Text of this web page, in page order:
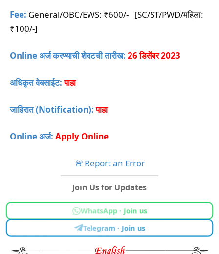
Fee: General/OBC/EWS: ₹600/- [SC/ST/PWD/महिला:
₹100/-]
Online अर्ज करण्याची शेवटची तारीख: 26 डिसेंबर2023
अधिकृत वेबसाईट: पाहा
जाहिरात (Notification): पाहा
Online अर्ज: Apply Online
🚨Report an Error
Join Us for Updates
WhatsApp · Join us
Telegram · Join us